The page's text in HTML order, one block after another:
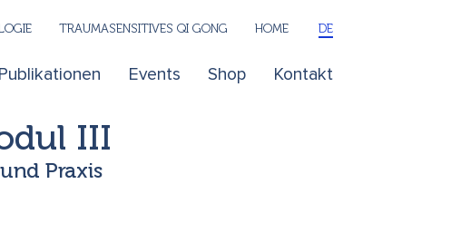
Publikationen Events Shop Kontakt
TRAUMASENSITIVES QI GONG HOME DE
III
Praxis